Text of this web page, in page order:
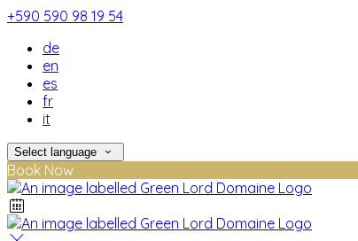
+590 590 98 19 54
de
en
es
fr
it
Select language
Book Now